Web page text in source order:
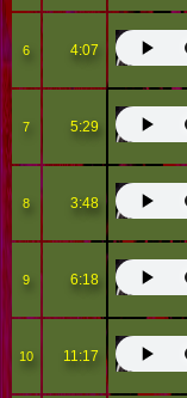
6 4:07
7 5:29
8 3:48
9 6:18
10 11:17